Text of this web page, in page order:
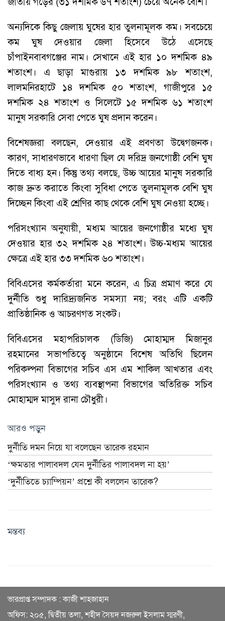
অন্যদিকে কিছু জেলায় ঘুষের হার তুলনামূলক কম। সবচেয়ে
কম ঘুষ দেওয়ার জেলা হিসেবে উঠে এসেছে
চাঁপাইনবাবগঞ্জের নাম। সেখানে এই হার ১০ দশমিক ৪৯
শতাংশ। এ ছাড়া মাগুরায় ১৩ দশমিক ৯৮ শতাংশ,
লালমনিরহাটে ১৪ দশমিক ৫০ শতাংশ, গাজীপুরে ১৫
দশমিক ২৪ শতাংশ ও সিলেটে ১৫ দশমিক ৬১ শতাংশ
মানুষ সরকারি সেবা পেতে ঘুষ প্রদান করেন।
বিশেষজ্ঞরা বলছেন, দেওয়ার এই প্রবণতা উদ্বেগজনক।
কারণ, সাধারণভাবে ধারণা ছিল যে দরিদ্র জনগোষ্ঠী বেশি ঘুষ
দিতে বাধ্য হন। কিন্তু তথ্য বলছে, উচ্চ আয়ের মানুষ সরকারি
কাজ দ্রুত করাতে কিংবা সুবিধা পেতে তুলনামূলক বেশি ঘুষ
দিচ্ছেন কিংবা এই শ্রেণির কাছ থেকে বেশি ঘুষ নেওয়া হচ্ছে।
পরিসংখ্যান অনুযায়ী, মধ্যম আয়ের জনগোষ্ঠীর মধ্যে ঘুষ
দেওয়ার হার ৩২ দশমিক ২৪ শতাংশ। উচ্চ-মধ্যম আয়ের
ক্ষেত্রে এই হার ৩৩ দশমিক ৬০ শতাংশ।
বিবিএসের কর্মকর্তারা মনে করেন, এ চিত্র প্রমাণ করে যে
দুর্নীতি শুধু দারিদ্র্যজনিত সমস্যা নয়; বরং এটি একটি
প্রাতিষ্ঠানিক ও আচরণগত সংকট।
বিবিএসের মহাপরিচালক (ডিজি) মোহাম্মদ মিজানুর
রহমানের সভাপতিত্বে অনুষ্ঠানে বিশেষ অতিথি ছিলেন
পরিকল্পনা বিভাগের সচিব এস এম শাকিল আখতার এবং
পরিসংখ্যান ও তথ্য ব্যবস্থাপনা বিভাগের অতিরিক্ত সচিব
মোহাম্মদ মাসুদ রানা চৌধুরী।
আরও পড়ুন
দুর্নীতি দমন নিয়ে যা বলেছেন তারেক রহমান
‘ক্ষমতার পালাবদল যেন দুর্নীতির পালাবদল না হয়’
‘দুর্নীতিতে চ্যাম্পিয়ন’ প্রশ্নে কী বললেন তারেক?
মন্তব্য
ভারপ্রাপ্ত সম্পাদক : কাজী শাহজাহান
অফিস: ২০৫, দ্বিতীয় তলা, শহীদ সৈয়দ নজরুল ইসলাম স্মরণী,